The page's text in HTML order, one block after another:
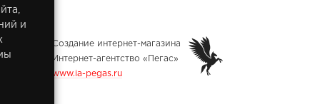
Создание интернет-магазина
Интернет-агентство «Пегас»
www.ia-pegas.ru
и